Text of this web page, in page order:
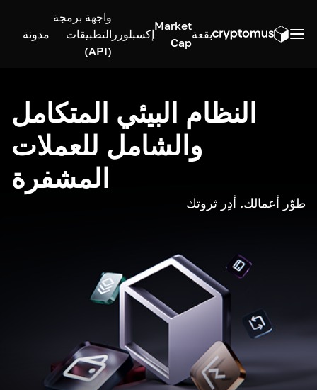
بقعة
Market
Cap
إكسبلورر
واجهة برمجة
التطبيقات
(API)
مدونة
النظام البيئي المتكامل
والشامل للعملات
المشفرة
طوّر أعمالك. أدِر ثروتك